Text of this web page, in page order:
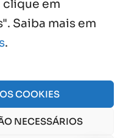
clique em
Saiba mais em
.
COOKIES
NECESSÁRIOS